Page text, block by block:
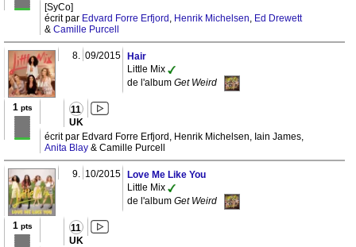
[SyCo]
écrit par Edvard Forre Erfjord , Henrik Michelsen, Ed Drewett
& Camille Purcell
8. 09/2015
Hair
Little Mix
de l'album Get Weird
1 pts 11
UK
écrit par Edvard Forre Erfjord, Henrik Michelsen, Iain James,
Anita Blay & Camille Purcell
9. 10/2015
Love Me Like You
Little Mix
de l'album Get Weird
1 pts 11
UK